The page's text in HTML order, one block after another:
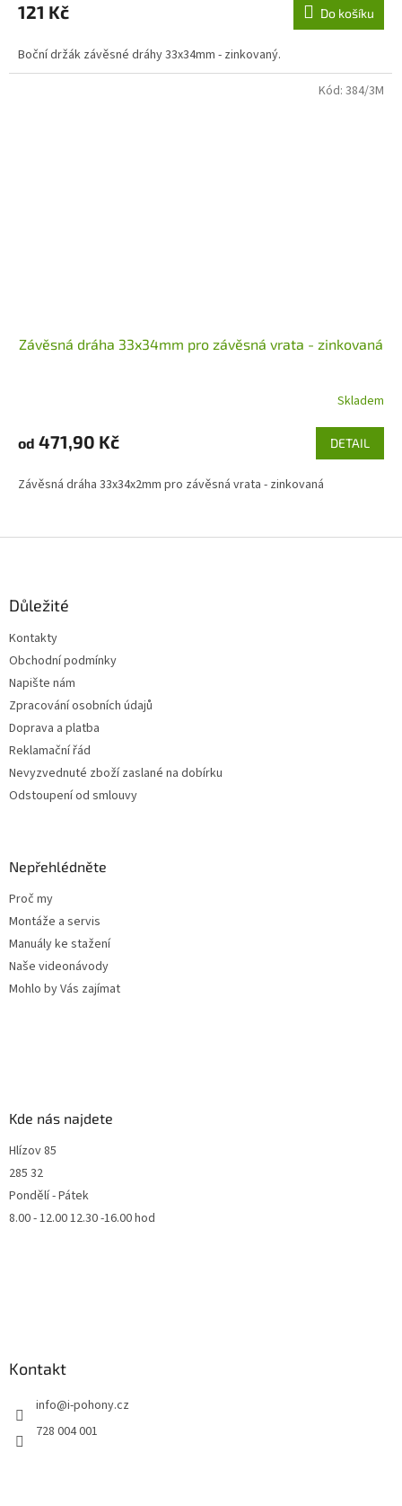
121 Kč Do košíku
Boční držák závěsné dráhy 33x34mm - zinkovaný.
Závěsná dráha 33x34mm pro závěsná vrata - zinkovaná
Skladem
od 471,90 Kč DETAIL
Závěsná dráha 33x34x2mm pro závěsná vrata - zinkovaná
Kód: 384/3M
Důležité
Kontakty
Obchodní podmínky
Napište nám
Zpracování osobních údajů
Doprava a platba
Reklamační řád
Nevyzvednuté zboží zaslané na dobírku
Odstoupení od smlouvy
Nepřehlédněte
Proč my
Montáže a servis
Manuály ke stažení
Naše videonávody
Mohlo by Vás zajímat
Kde nás najdete
Hlízov 85
285 32
Pondělí - Pátek
8.00 - 12.00 12.30 -16.00 hod
Kontakt
info@i-pohony.cz
728 004 001